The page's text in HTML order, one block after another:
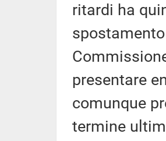
ritardi ha
presentare
comunque
termine